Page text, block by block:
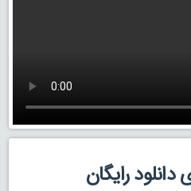
رایگان